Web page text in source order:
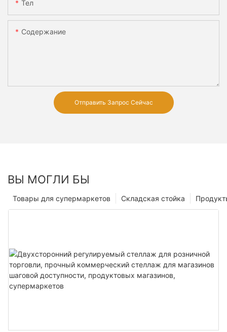
Тел
Содержание
Отправить Запрос Сейчас
ВЫ МОГЛИ БЫ
Складская стойка
Товары для супермаркетов